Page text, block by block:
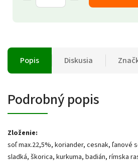
Popis Diskusia
Podrobný popis
Zloženie:
soľ max.22,5%, koriander, cesnak, ľanové
sladká, škorica, kurkuma, badián, rímska